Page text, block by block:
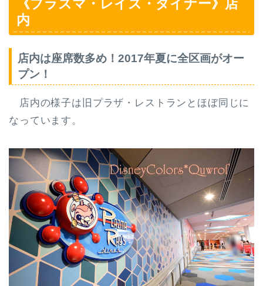
《プラズマ・レイズ・ダイナー》店
内
店内は座席数多め！2017年夏に全区画がオー
プン！
店内の様子は旧プラザ・レストランとほぼ同じに
なっています。